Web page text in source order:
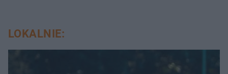
LOKALNIE: